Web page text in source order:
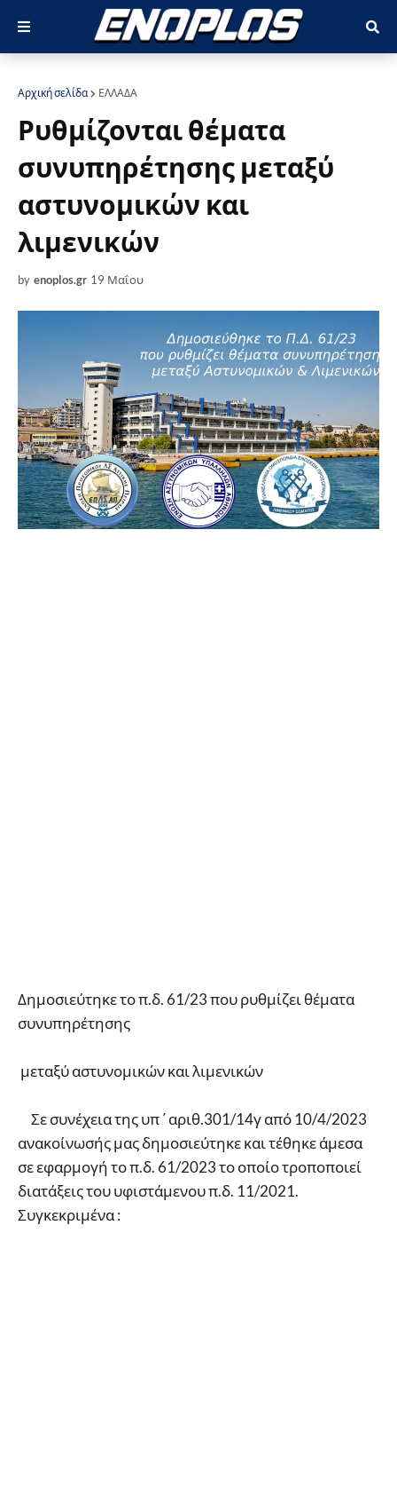
Αρχική σελίδα ΕΛΛΑΔΑ
Ρυθμίζονται θέματα
συνυπηρέτησης μεταξύ
αστυνομικών και
λιμενικών
by enoplos.gr 19 Μαΐου
Δημοσιεύτηκε το π.δ. 61/23 που ρυθμίζει θέματα
συνυπηρέτησης
μεταξύ αστυνομικών και λιμενικών
Σε συνέχεια της υπ΄αριθ.301/14γ από 10/4/2023
ανακοίνωσής μας δημοσιεύτηκε και τέθηκε άμεσα
σε εφαρμογή το π.δ. 61/2023 το οποίο τροποποιεί
διατάξεις του υφιστάμενου π.δ. 11/2021.
Συγκεκριμένα :